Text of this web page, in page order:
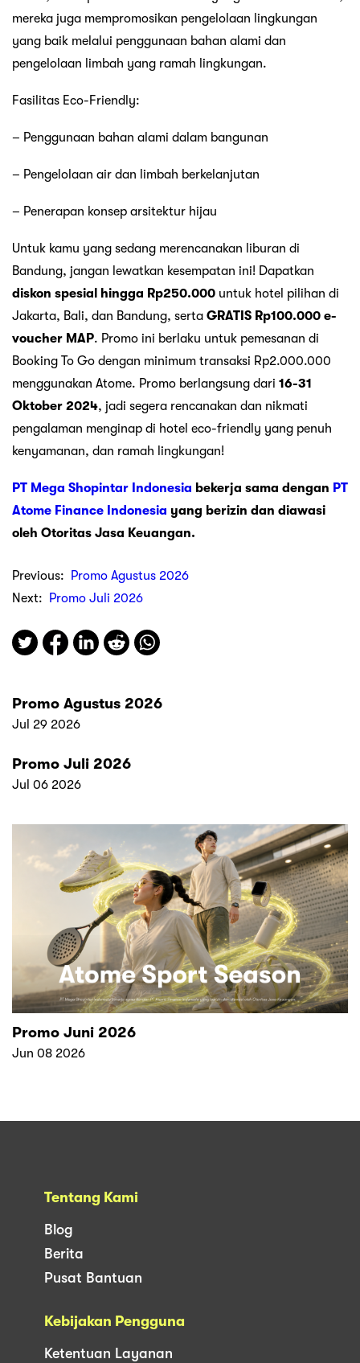
mereka juga mempromosikan pengelolaan lingkungan
yang baik melalui penggunaan bahan alami dan
pengelolaan limbah yang ramah lingkungan.
Fasilitas Eco-Friendly:
– Penggunaan bahan alami dalam bangunan
– Pengelolaan air dan limbah berkelanjutan
– Penerapan konsep arsitektur hijau
Untuk kamu yang sedang merencanakan liburan di
Bandung, jangan lewatkan kesempatan ini! Dapatkan
diskon spesial hingga Rp250.000 untuk hotel pilihan di
Jakarta, Bali, dan Bandung, serta GRATIS Rp100.000 e-
voucher MAP. Promo ini berlaku untuk pemesanan di
Booking To Go dengan minimum transaksi Rp2.000.000
menggunakan Atome. Promo berlangsung dari 16-31
Oktober 2024, jadi segera rencanakan dan nikmati
pengalaman menginap di hotel eco-friendly yang penuh
kenyamanan, dan ramah lingkungan!
PT Mega Shopintar Indonesia bekerja sama dengan PT
Atome Finance Indonesia yang berizin dan diawasi
oleh Otoritas Jasa Keuangan.
Previous:
Promo Agustus 2026
Next:
Promo Juli 2026
Promo Agustus 2026
Jul 29 2026
Promo Juli 2026
Jul 06 2026
Promo Juni 2026
Jun 08 2026
Tentang Kami
Blog
Berita
Pusat Bantuan
Kebijakan Pengguna
Ketentuan Layanan